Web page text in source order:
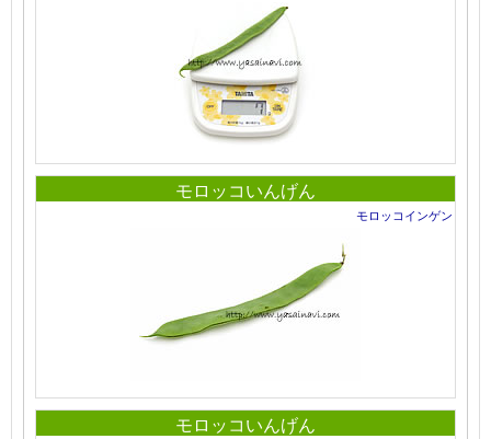
モロッコいんげん
モロッコインゲン
モロッコいんげん